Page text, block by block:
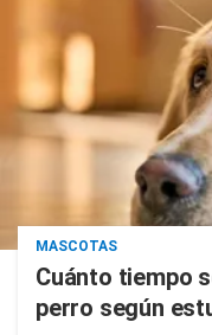
MASCOTAS
Cuánto tiempo
perro según